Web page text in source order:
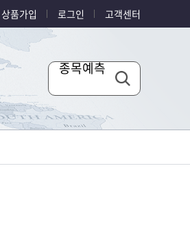
상품가입 로그인 고객센터
종목예측